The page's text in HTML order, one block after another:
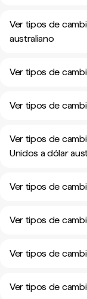
Ver tipos de
australiano
Ver tipos de
Ver tipos de
Ver tipos de
Unidos a dólar
Ver tipos de
Ver tipos de
Ver tipos de
Ver tipos de